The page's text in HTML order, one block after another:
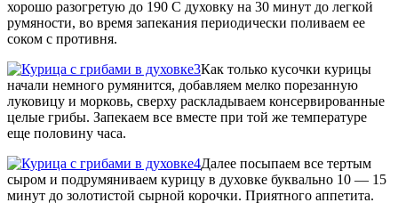
хорошо разогретую до 190 С духовку на 30 минут до легкой
румяности, во время запекания периодически поливаем ее
соком с противня.
Как только кусочки курицы
начали немного румянится, добавляем мелко порезанную
луковицу и морковь, сверху раскладываем консервированные
целые грибы. Запекаем все вместе при той же температуре
еще половину часа.
Далее посыпаем все тертым
сыром и подрумяниваем курицу в духовке буквально 10 — 15
минут до золотистой сырной корочки. Приятного аппетита.